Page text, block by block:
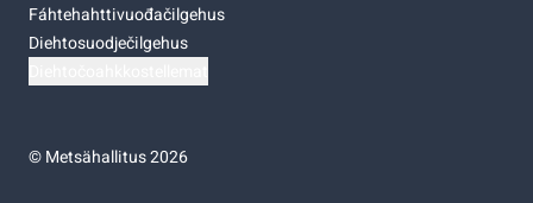
Fáhtehahttivuođačilgehus
Diehtosuodječilgehus
©Metsähallitus 2026